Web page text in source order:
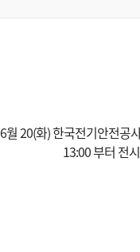
6월 20(화) 한국전기안전공
13:00 부터 전